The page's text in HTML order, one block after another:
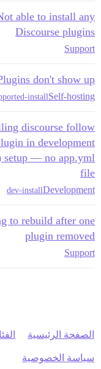
able to install any
Discourse plugins
Support
don't show up
Self-hosting
install
discourse follow
in development
setup — no app.yml
file
Development
dev-install
to rebuild after one
plugin removed
Support
الصفحة الرئيسية
سياسة الخصوصية